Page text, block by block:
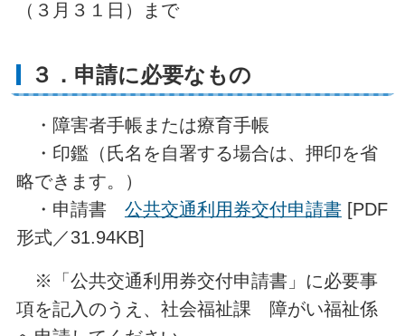
（３月３１日）まで
３．申請に必要なもの
・障害者手帳または療育手帳
・印鑑（氏名を自署する場合は、押印を省
略できます。）
・申請書 公共交通利用券交付申請書[PDF
形式／31.94KB]
※「公共交通利用券交付申請書」に必要事
項を記入のうえ、社会福祉課 障がい福祉係